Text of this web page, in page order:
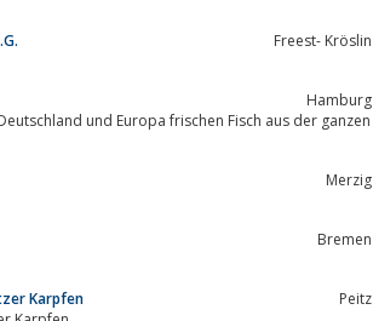
Freest- Kröslin
Hamburg
und Europa frischen Fisch aus der ganzen
Merzig
Bremen
Karpfen
Peitz